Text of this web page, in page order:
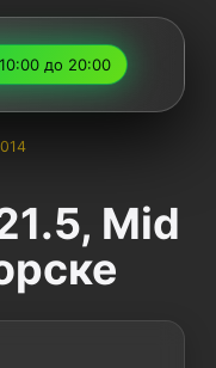
до 20:00
Mid